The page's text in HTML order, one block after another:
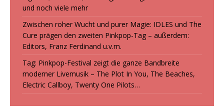
und noch viele mehr
Zwischen roher Wucht und purer Magie: IDLES und The
Cure prägen den zweiten Pinkpop-Tag – außerdem:
Editors, Franz Ferdinand u.v.m.
Tag: Pinkpop-Festival zeigt die ganze Bandbreite
moderner Livemusik – The Plot In You, The Beaches,
Electric Callboy, Twenty One Pilots…